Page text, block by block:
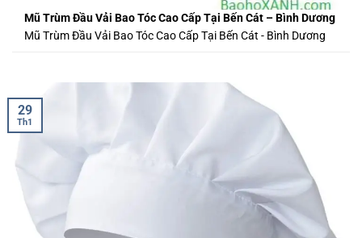
Mũ Trùm Đầu Vải Bao Tóc Cao Cấp Tại Bến Cát – Bình Dương
Mũ Trùm Đầu Vải Bao Tóc Cao Cấp Tại Bến Cát - Bình Dương
29
Th1